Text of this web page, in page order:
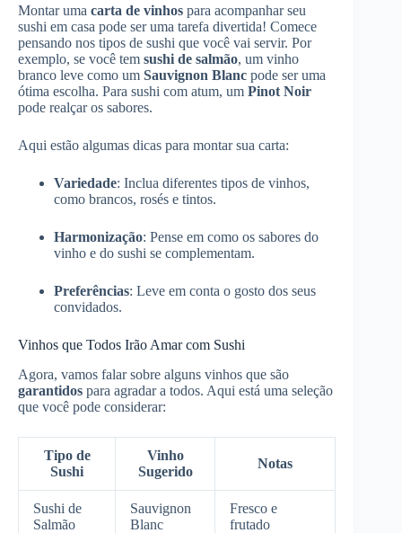
Montar uma carta de vinhos para acompanhar seu
sushi em casa pode ser uma tarefa divertida! Comece
pensando nos tipos de sushi que você vai servir. Por
exemplo, se você tem sushi de salmão, um vinho
branco leve como um Sauvignon Blanc pode ser uma
ótima escolha. Para sushi com atum, um Pinot Noir
pode realçar os sabores.
Aqui estão algumas dicas para montar sua carta:
Variedade: Inclua diferentes tipos de vinhos,
como brancos, rosés e tintos.
Harmonização: Pense em como os sabores do
vinho e do sushi se complementam.
Preferências: Leve em conta o gosto dos seus
convidados.
Vinhos que Todos Irão Amar com Sushi
Agora, vamos falar sobre alguns vinhos que são
garantidos para agradar a todos. Aqui está uma seleção
que você pode considerar:
Tipo de
Sushi
Vinho
Sugerido
Notas
Sushi de
Salmão
Sauvignon
Blanc
Fresco e
frutado